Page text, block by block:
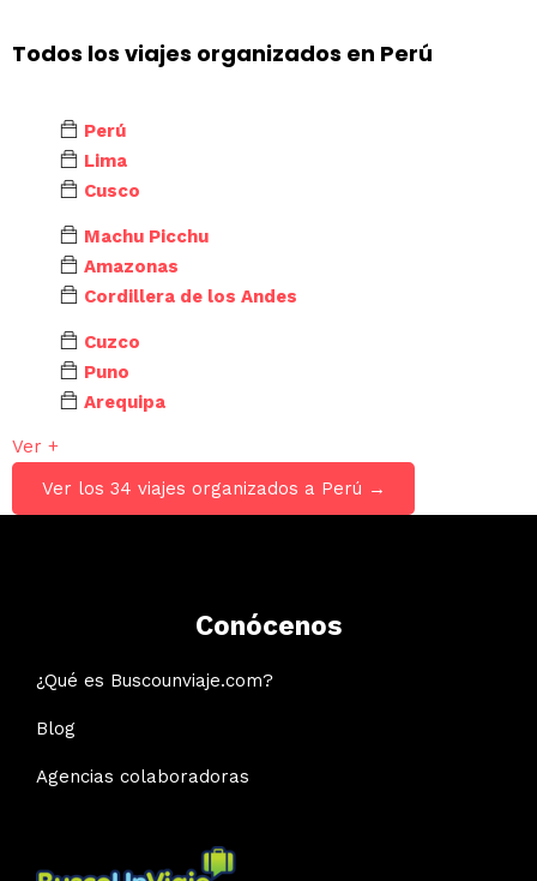
Todos los viajes organizados en Perú
Perú
Lima
Cusco
Machu Picchu
Amazonas
Cordillera de los Andes
Cuzco
Puno
Arequipa
Ver +
Ver los 34 viajes organizados a Perú →
Conócenos
¿Qué es Buscounviaje.com?
Blog
Agencias colaboradoras